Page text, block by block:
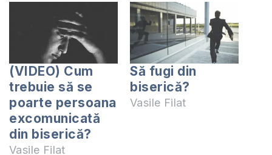
(VIDEO) Cum
trebuie să se
poarte persoana
excomunicată
din biserică?
Vasile Filat
Să fugi din
biserică?
Vasile Filat